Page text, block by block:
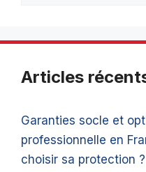
Articles
Garanties socle et
professionnelle en
choisir sa protection ?